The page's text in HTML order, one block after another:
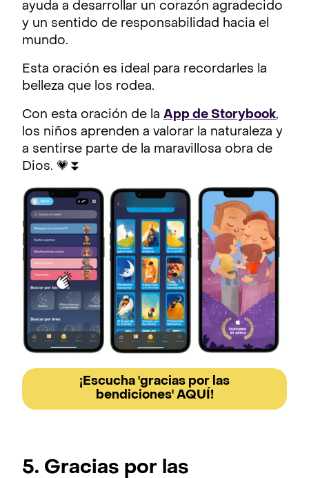
ayuda a desarrollar un corazón agradecido
y un sentido de responsabilidad hacia el
mundo.
Esta oración es ideal para recordarles la
belleza que los rodea.
Con esta oración de la App de Storybook,
los niños aprenden a valorar la naturaleza y
a sentirse parte de la maravillosa obra de
Dios. 💗⏬
¡Escucha 'gracias por las
bendiciones' AQUÍ!
5. Gracias por las